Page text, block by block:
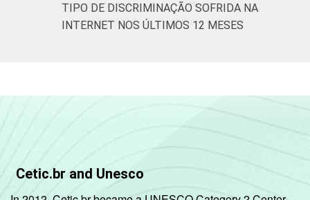
TIPO DE DISCRIMINAÇÃO SOFRIDA NA
INTERNET NOS ÚLTIMOS 12 MESES
Cetic.br and Unesco